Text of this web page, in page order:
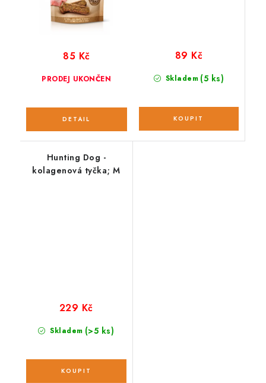
PRODEJ UKONČEN
85 Kč
Skladem (5 ks)
89 Kč
Hunting Dog -
kolagenová tyčka; M
Skladem (>5 ks)
229 Kč